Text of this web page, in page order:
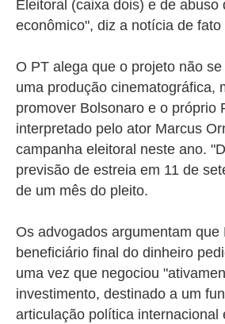
Eleitoral (caixa dois) e de abuso
econômico", diz a notícia de
O PT alega que o projeto não
uma produção cinematográfica,
promover Bolsonaro e o próprio
interpretado pelo ator Marcus
campanha eleitoral neste ano.
previsão de estreia em 11 de
de um mês do pleito.
Os advogados argumentam que
beneficiário final do dinheiro
uma vez que negociou
investimento, destinado a um
articulação política internacional